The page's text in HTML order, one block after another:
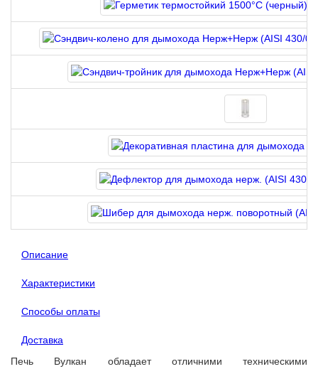
Описание
Характеристики
Способы оплаты
Доставка
Печь Вулкан обладает отличними техническими